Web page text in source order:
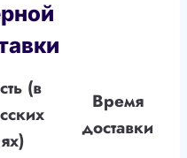
(в
Время
доставки